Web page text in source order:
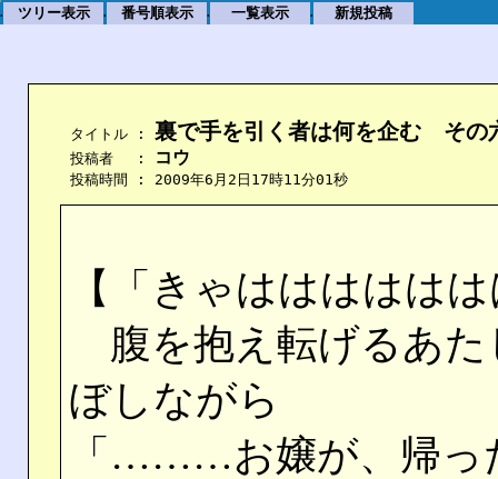
. ツリー表示 . 番号順表示 . 一覧表示 . 新規投稿
    タイトル :
裏で手を引く者は何を企む　そ
    投稿者　 :
コウ
    投稿時間 : 2009年6月2日17時11分01秒
【「きゃははははは
腹を抱え転げるあた
ぼしながら
「………お嬢が、帰っ